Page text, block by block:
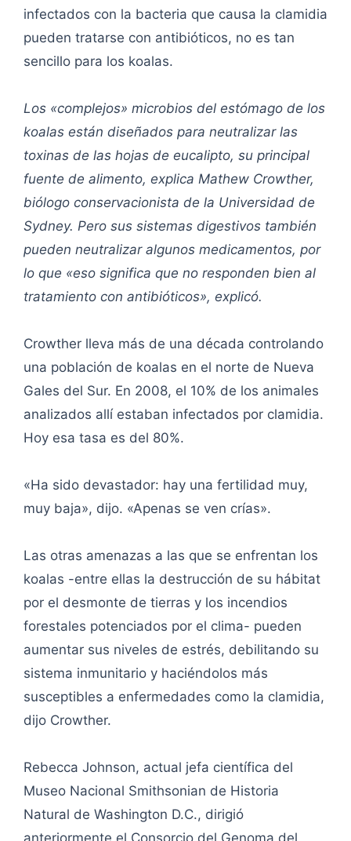
infectados con la bacteria que causa la clamidia
pueden tratarse con antibióticos, no es tan
sencillo para los koalas.
Los «complejos» microbios del estómago de los
koalas están diseñados para neutralizar las
toxinas de las hojas de eucalipto, su principal
fuente de alimento, explica Mathew Crowther,
biólogo conservacionista de la Universidad de
Sydney. Pero sus sistemas digestivos también
pueden neutralizar algunos medicamentos, por
lo que «eso significa que no responden bien al
tratamiento con antibióticos», explicó.
Crowther lleva más de una década controlando
una población de koalas en el norte de Nueva
Gales del Sur. En 2008, el 10% de los animales
analizados allí estaban infectados por clamidia.
Hoy esa tasa es del 80%.
«Ha sido devastador: hay una fertilidad muy,
muy baja», dijo. «Apenas se ven crías».
Las otras amenazas a las que se enfrentan los
koalas -entre ellas la destrucción de su hábitat
por el desmonte de tierras y los incendios
forestales potenciados por el clima- pueden
aumentar sus niveles de estrés, debilitando su
sistema inmunitario y haciéndolos más
susceptibles a enfermedades como la clamidia,
dijo Crowther.
Rebecca Johnson, actual jefa científica del
Museo Nacional Smithsonian de Historia
Natural de Washington D.C., dirigió